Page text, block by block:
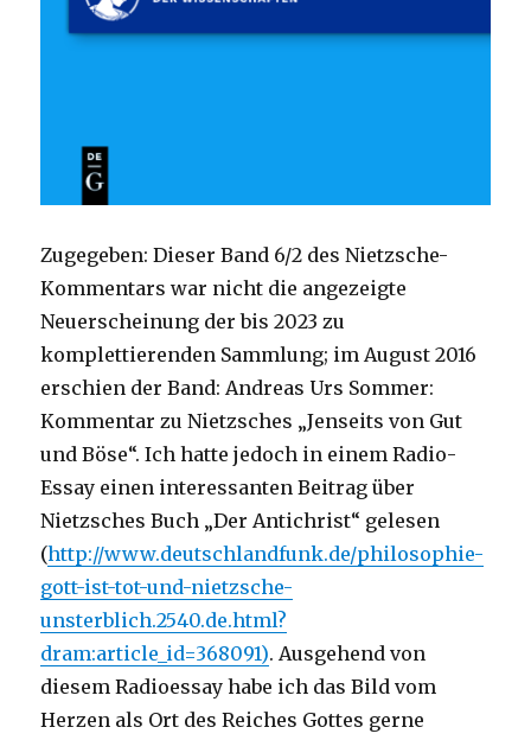
Zugegeben: Dieser Band 6/2 des Nietzsche-
Kommentars war nicht die angezeigte
Neuerscheinung der bis 2023 zu
komplettierenden Sammlung; im August 2016
erschien der Band: Andreas Urs Sommer:
Kommentar zu Nietzsches „Jenseits von Gut
und Böse“. Ich hatte jedoch in einem Radio-
Essay einen interessanten Beitrag über
Nietzsches Buch „Der Antichrist“ gelesen
(http://www.deutschlandfunk.de/philosophie-
gott-ist-tot-und-nietzsche-
unsterblich.2540.de.html?
dram:article_id=368091). Ausgehend von
diesem Radioessay habe ich das Bild vom
Herzen als Ort des Reiches Gottes gerne